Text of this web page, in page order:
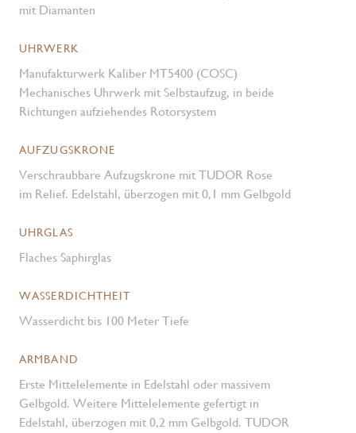
mit Diamanten
UHRWERK
Manufakturwerk Kaliber MT5400 (COSC)
Mechanisches Uhrwerk mit Selbstaufzug, in beide
Richtungen aufziehendes Rotorsystem
AUFZUGSKRONE
Verschraubbare Aufzugskrone mit TUDOR Rose
im Relief. Edelstahl, überzogen mit 0,1 mm Gelbgold
UHRGLAS
Flaches Saphirglas
WASSERDICHTHEIT
Wasserdicht bis 100 Meter Tiefe
ARMBAND
Erste Mittelelemente in Edelstahl oder massivem
Gelbgold. Weitere Mittelelemente gefertigt in
Edelstahl, überzogen mit 0,2 mm Gelbgold. TUDOR